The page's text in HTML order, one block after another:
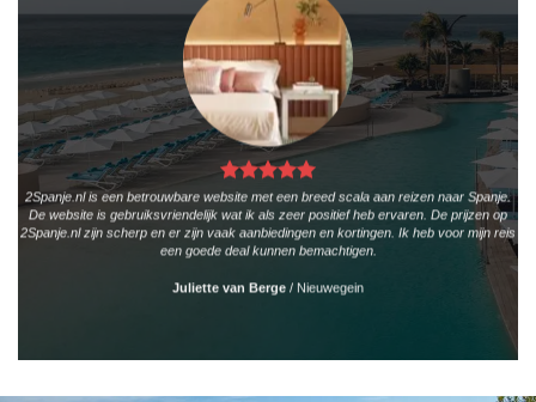
2Spanje.nl is een betrouwbare website met een breed scala aan reizen naar Spanje.
De website is gebruiksvriendelijk wat ik als zeer positief heb ervaren. De prijzen op
2Spanje.nl zijn scherp en er zijn vaak aanbiedingen en kortingen. Ik heb voor mijn reis
een goede deal kunnen bemachtigen.
Juliette van Berge / Nieuwegein